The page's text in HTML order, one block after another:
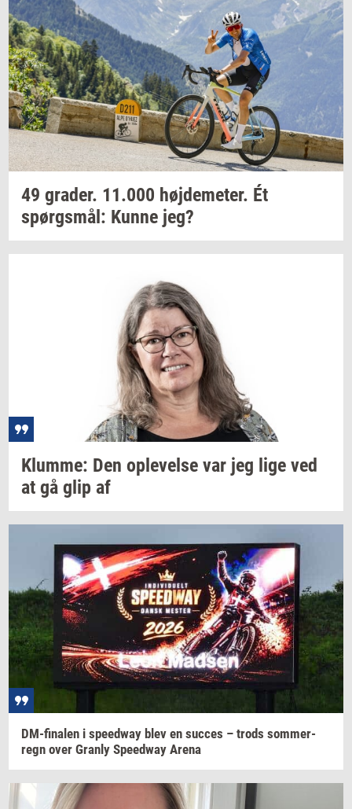
49 gra­der. 11.000 høj­de­me­ter. Ét
spørgs­mål: Kunne jeg?
Klum­me: Den op­le­vel­se var jeg lige ved
at gå glip af
DM-​finalen i spe­edway blev en suc­ces – trods som­mer­
regn over Gran­ly Spe­edway Arena